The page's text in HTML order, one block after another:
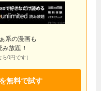
系の漫画も
み放題！
0円です）
無料で試す